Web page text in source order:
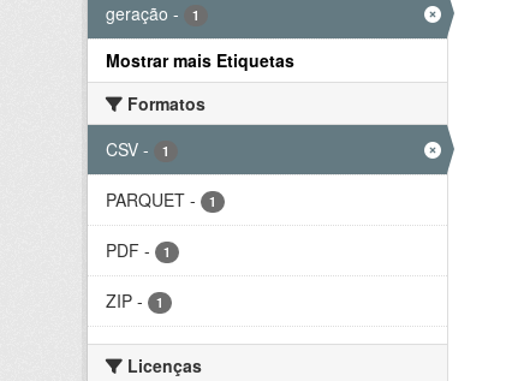
geração - 1
Mostrar mais Etiquetas
Formatos
CSV - 1
PARQUET - 1
PDF - 1
ZIP - 1
Licenças